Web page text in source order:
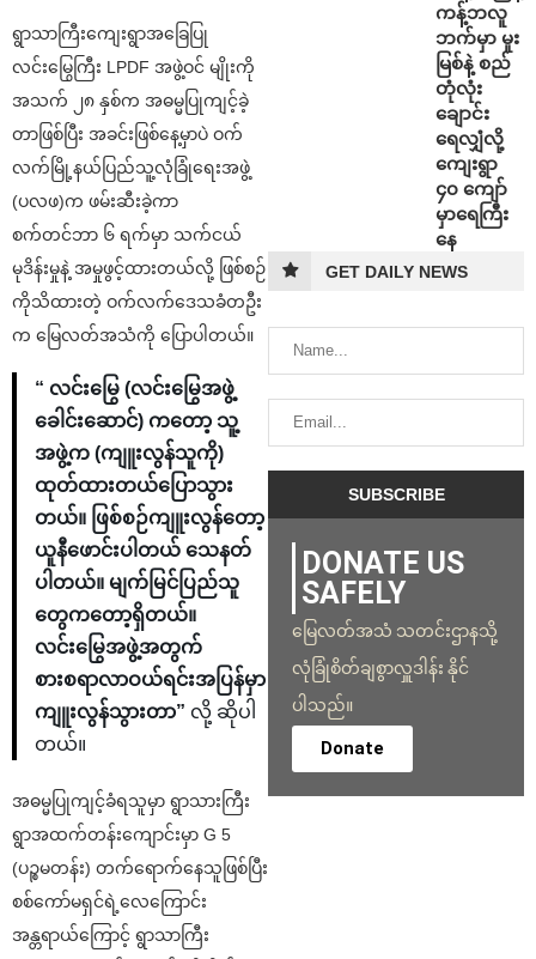
ရွာသာကြီးကျေးရွာအခြေပြု
လင်းမြွေကြီး LPDF အဖွဲ့ဝင် မျိုးကို
အသက် ၂၈ နှစ်က အဓမ္မပြုကျင့်ခဲ့
တာဖြစ်ပြီး အခင်းဖြစ်နေ့မှာပဲ ဝက်
လက်မြို့နယ်ပြည်သူ့လုံခြုံရေးအဖွဲ့
(ပလဖ)က ဖမ်းဆီးခဲ့ကာ
စက်တင်ဘာ ၆ ရက်မှာ သက်ငယ်
မုဒိန်းမှုနဲ့ အမှုဖွင့်ထားတယ်လို့ ဖြစ်စဉ်
ကိုသိထားတဲ့ ဝက်လက်ဒေသခံတဦး
က မြေလတ်အသံကို ပြောပါတယ်။
“ လင်းမြွေ (လင်းမြွေအဖွဲ့
ခေါင်းဆောင်) ကတော့ သူ့
အဖွဲ့က (ကျူးလွန်သူကို)
ထုတ်ထားတယ်ပြောသွား
တယ်။ ဖြစ်စဉ်ကျူးလွန်တော့
ယူနီဖောင်းပါတယ် သေနတ်
ပါတယ်။ မျက်မြင်ပြည်သူ
တွေကတော့ရှိတယ်။
လင်းမြွေအဖွဲ့အတွက်
စားစရာလာဝယ်ရင်းအပြန်မှာ
ကျူးလွန်သွားတာ” လို့ ဆိုပါ
တယ်။
အဓမ္မပြုကျင့်ခံရသူမှာ ရွာသားကြီး
ရွာအထက်တန်းကျောင်းမှာ G 5
(ပဉ္စမတန်း) တက်ရောက်နေသူဖြစ်ပြီး
စစ်ကော်မရှင်ရဲ့လေကြောင်း
အန္တရာယ်ကြောင့် ရွာသာကြီး
ကန့်ဘလူ
ဘက်မှာ မူး
မြစ်နဲ့ စည်
တုံလုံး
ချောင်း
ရေလျှံလို့
ကျေးရွာ
၄၀ ကျော်
မှာရေကြီး
နေ
GET DAILY NEWS
DONATE US
SAFELY
မြေလတ်အသံ သတင်းဌာနသို့
လုံခြုံစိတ်ချစွာလှူဒါန်း နိုင်
ပါသည်။
Donate